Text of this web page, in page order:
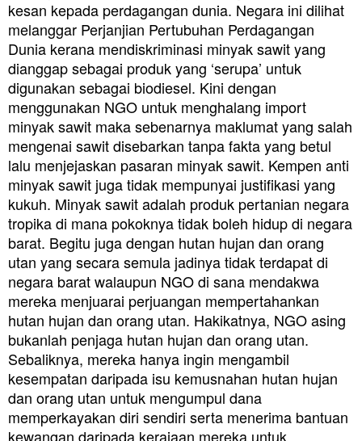
kesan kepada perdagangan dunia. Negara ini dilihat
melanggar Perjanjian Pertubuhan Perdagangan
Dunia kerana mendiskriminasi minyak sawit yang
dianggap sebagai produk yang ‘serupa’ untuk
digunakan sebagai biodiesel. Kini dengan
menggunakan NGO untuk menghalang import
minyak sawit maka sebenarnya maklumat yang salah
mengenai sawit disebarkan tanpa fakta yang betul
lalu menjejaskan pasaran minyak sawit. Kempen anti
minyak sawit juga tidak mempunyai justifikasi yang
kukuh. Minyak sawit adalah produk pertanian negara
tropika di mana pokoknya tidak boleh hidup di negara
barat. Begitu juga dengan hutan hujan dan orang
utan yang secara semula jadinya tidak terdapat di
negara barat walaupun NGO di sana mendakwa
mereka menjuarai perjuangan mempertahankan
hutan hujan dan orang utan. Hakikatnya, NGO asing
bukanlah penjaga hutan hujan dan orang utan.
Sebaliknya, mereka hanya ingin mengambil
kesempatan daripada isu kemusnahan hutan hujan
dan orang utan untuk mengumpul dana
memperkayakan diri sendiri serta menerima bantuan
kewangan daripada kerajaan mereka untuk